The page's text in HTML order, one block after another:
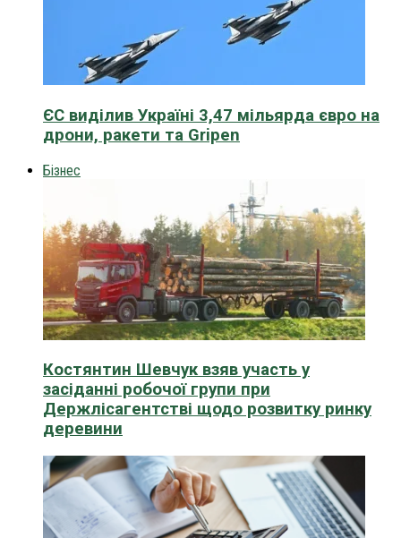
ЄС виділив Україні 3,47 мільярда євро на
дрони, ракети та Gripen
Бізнес
Костянтин Шевчук взяв участь у
засіданні робочої групи при
Держлісагентстві щодо розвитку ринку
деревини